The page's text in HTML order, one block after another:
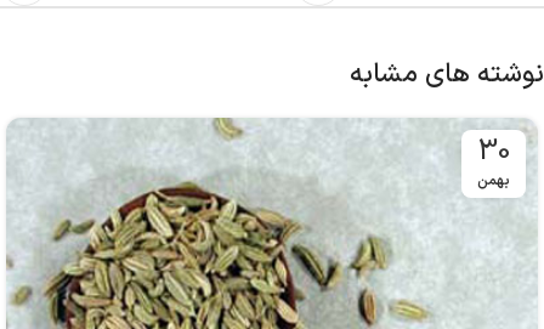
نوشته های مشابه
30
بهمن